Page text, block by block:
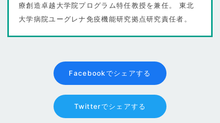
療創造卓越大学院プログラム特任教授を兼任。 東北
大学病院ユーグレナ免疫機能研究拠点研究責任者。
Facebookでシェアする
Twitterでシェアする